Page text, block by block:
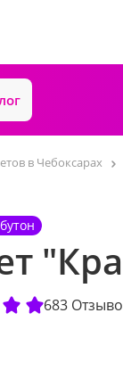
в Чебоксарах
683